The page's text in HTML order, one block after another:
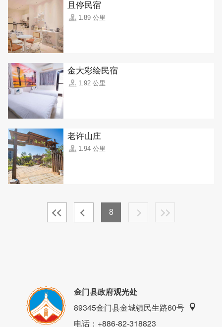
且停民宿
1.89 公里
金大彩绘民宿
1.92 公里
老许山庄
1.94 公里
8
金门县政府观光处
89345金门县金城镇民生路60号
电话：+886-82-318823